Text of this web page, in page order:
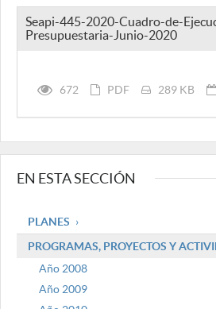
Seapi-445-2020-Cuadro-de-
Presupuestaria-Junio-2020
672 PDF 289 KB
EN ESTA SECCIÓN
PLANES
PROGRAMAS, PROYECTOS Y
Año 2008
Año 2009